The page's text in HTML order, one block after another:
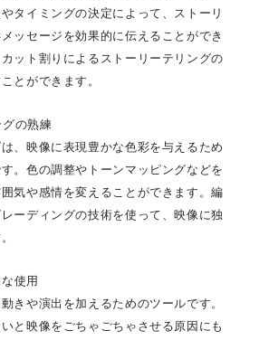
タイミングの決定によって、ストーリ
ッセージを効果的に伝えることができ
ット割りによるストーリーテリングの
とができます。
の熟練
、映像に表現豊かな色彩を与えるため
。色の調整やトーンマッピングなどを
気や感情を変えることができます。編
ーディングの技術を使って、映像に独
使用
きや演出を加えるためのツールです。
と映像をごちゃごちゃさせる原因にも